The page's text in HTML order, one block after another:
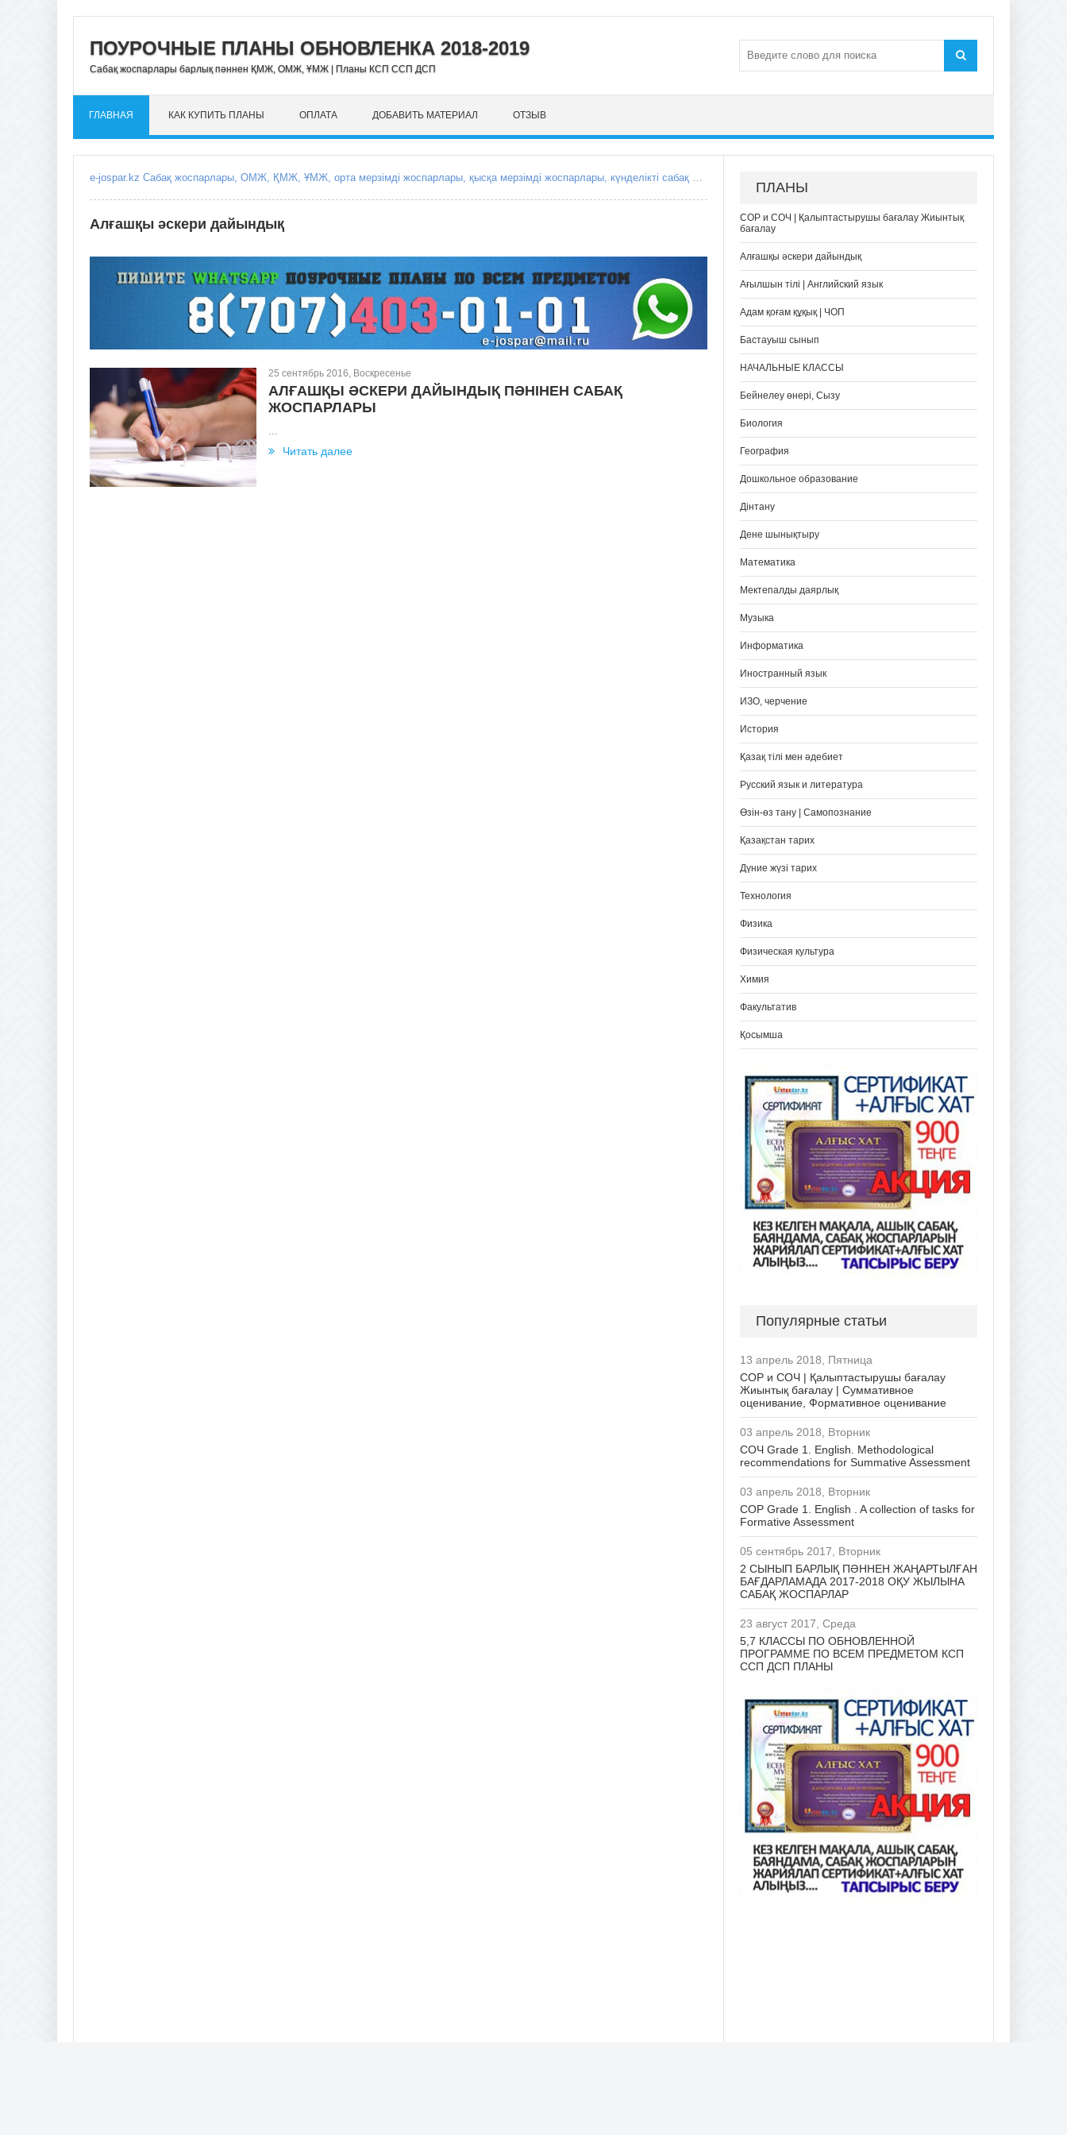
ПОУРОЧНЫЕ ПЛАНЫ ОБНОВЛЕНКА 2018-2019
Сабақ жоспарлары барлық пәннен ҚМЖ, ОМЖ, ҰМЖ | Планы КСП ССП ДСП
ГЛАВНАЯ КАК КУПИТЬ ПЛАНЫ ОПЛАТА ДОБАВИТЬ МАТЕРИАЛ ОТЗЫВ
e-jospar.kz Сабақ жоспарлары, ОМЖ, ҚМЖ, ҰМЖ, орта мерзімді жоспарлары, қысқа мерзімді жоспарлары, күнделікті сабақ жоспарлары, Поурочные планы, КСП, ССП, среднесрочное планирование, краткосрочные планирование, краткосрочный план, среднесрочный план, поурочные планы уроков, ежоспар.кз, ejospar.kz
Алғашқы әскери дайындық
25 сентябрь 2016, Воскресенье
АЛҒАШҚЫ ӘСКЕРИ ДАЙЫНДЫҚ ПӘНІНЕН САБАҚ
ЖОСПАРЛАРЫ
Читать далее
ПЛАНЫ
СОР и СОЧ | Қалыптастырушы бағалау Жиынтық
бағалау
Алғашқы әскери дайындық
Ағылшын тілі | Английский язык
Адам қоғам құқық | ЧОП
Бастауыш сынып
НАЧАЛЬНЫЕ КЛАССЫ
Бейнелеу өнері, Сызу
Биология
География
Дошкольное образование
Дінтану
Дене шынықтыру
Математика
Мектепалды даярлық
Музыка
Информатика
Иностранный язык
ИЗО, черчение
История
Қазақ тілі мен әдебиет
Русский язык и литература
Өзін-өз тану | Самопознание
Қазақстан тарих
Дүние жүзі тарих
Технология
Физика
Физическая культура
Химия
Факультатив
Қосымша
Популярные статьи
13 апрель 2018, Пятница
СОР и СОЧ | Қалыптастырушы бағалау
Жиынтық бағалау | Суммативное
оценивание, Формативное оценивание
03 апрель 2018, Вторник
СОЧ Grade 1. English. Methodological
recommendations for Summative Assessment
03 апрель 2018, Вторник
CОР Grade 1. English . A collection of tasks for
Formative Assessment
05 сентябрь 2017, Вторник
2 СЫНЫП БАРЛЫҚ ПӘННЕН ЖАҢАРТЫЛҒАН
БАҒДАРЛАМАДА 2017-2018 ОҚУ ЖЫЛЫНА
САБАҚ ЖОСПАРЛАР
23 август 2017, Среда
5,7 КЛАССЫ ПО ОБНОВЛЕННОЙ
ПРОГРАММЕ ПО ВСЕМ ПРЕДМЕТОМ КСП
ССП ДСП ПЛАНЫ